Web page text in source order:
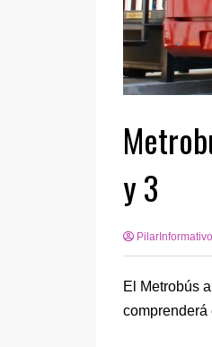
y 3
PilarInformativo
El Metrobús
comprenderá